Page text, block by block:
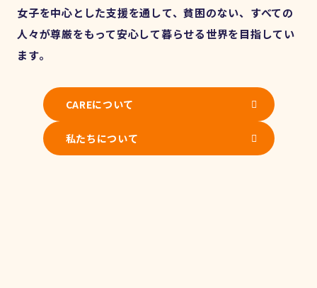
女子を中心とした支援を通して、貧困のない、すべての
人々が尊厳をもって安心して暮らせる世界を目指してい
ます。
CAREについて
私たちについて